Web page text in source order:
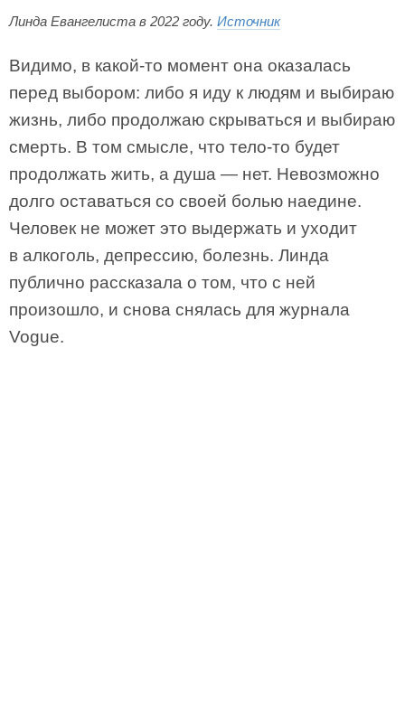
Линда Евангелиста в 2022 году. Источник
Видимо, в какой-то момент она оказалась
перед выбором: либо я иду к людям и выбираю
жизнь, либо продолжаю скрываться и выбираю
смерть. В том смысле, что тело-то будет
продолжать жить, а душа — нет. Невозможно
долго оставаться со своей болью наедине.
Человек не может это выдержать и уходит
в алкоголь, депрессию, болезнь. Линда
публично рассказала о том, что с ней
произошло, и снова снялась для журнала
Vogue.